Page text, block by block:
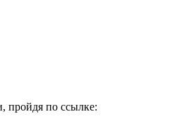
пройдя по ссылке: